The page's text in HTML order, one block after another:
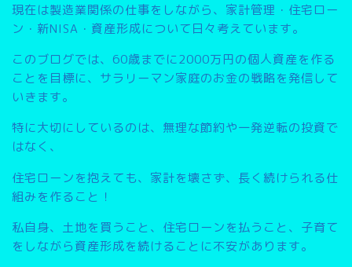
現在は製造業関係の仕事をしながら、家計管理・住宅ロー
ン・新NISA・資産形成について日々考えています。
このブログでは、 60歳までに2000万円の個人資産を作る
こと を目標に、サラリーマン家庭のお金の戦略を発信して
いきます。
特に大切にしているのは、無理な節約や一発逆転の投資で
はなく、
住宅ローンを抱えても、家計を壊さず、長く続けられる仕
組みを作ること ！
私自身、土地を買うこと、住宅ローンを払うこと、子育て
をしながら資産形成を続けることに不安があります。